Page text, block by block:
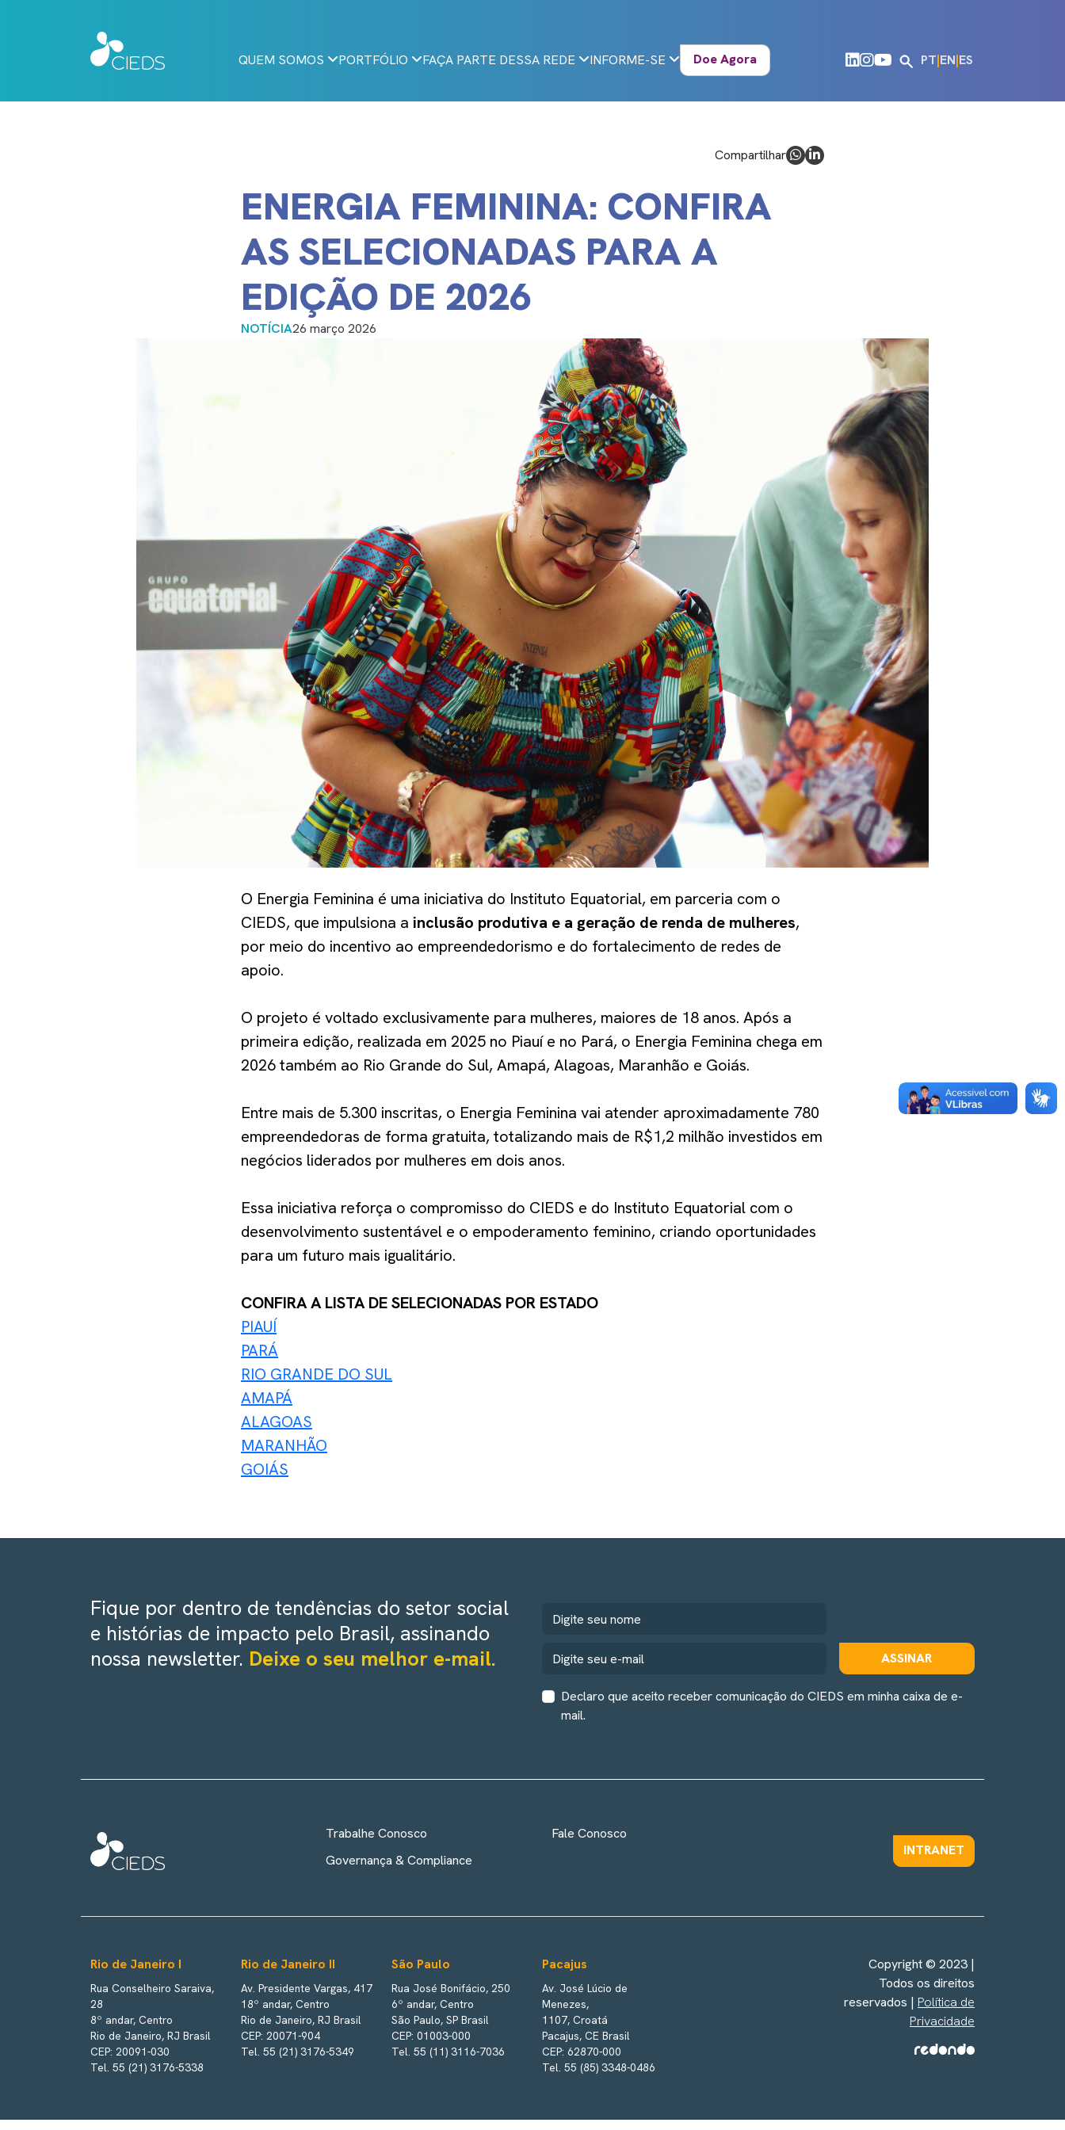
QUEM SOMOS PORTFÓLIO FAÇA PARTE DESSA REDE INFORME-SE Doe Agora PT|EN|ES
Compartilhar
ENERGIA FEMININA: CONFIRA
AS SELECIONADAS PARA A
EDIÇÃO DE 2026
NOTÍCIA26 março 2026
O Energia Feminina é uma iniciativa do Instituto Equatorial, em parceria com o
CIEDS, que impulsiona a inclusão produtiva e a geração de renda de mulheres,
por meio do incentivo ao empreendedorismo e do fortalecimento de redes de
apoio.
O projeto é voltado exclusivamente para mulheres, maiores de 18 anos. Após a
primeira edição, realizada em 2025 no Piauí e no Pará, o Energia Feminina chega em
2026 também ao Rio Grande do Sul, Amapá, Alagoas, Maranhão e Goiás.
Entre mais de 5.300 inscritas, o Energia Feminina vai atender aproximadamente 780
empreendedoras de forma gratuita, totalizando mais de R$1,2 milhão investidos em
negócios liderados por mulheres em dois anos.
Essa iniciativa reforça o compromisso do CIEDS e do Instituto Equatorial com o
desenvolvimento sustentável e o empoderamento feminino, criando oportunidades
para um futuro mais igualitário.
CONFIRA A LISTA DE SELECIONADAS POR ESTADO
PIAUÍ
PARÁ
RIO GRANDE DO SUL
AMAPÁ
ALAGOAS
MARANHÃO
GOIÁS
Fique por dentro de tendências do setor social
e histórias de impacto pelo Brasil, assinando
nossa newsletter. Deixe o seu melhor e-mail. ASSINAR
Declaro que aceito receber comunicação do CIEDS em minha caixa de e-
mail.
Trabalhe Conosco
Governança & Compliance
Fale Conosco
INTRANET
Rio de Janeiro I
Rua Conselheiro Saraiva,
28
8º andar, Centro
Rio de Janeiro, RJ Brasil
CEP: 20091-030
Tel. 55 (21) 3176-5338
Rio de Janeiro II
Av. Presidente Vargas, 417
18º andar, Centro
Rio de Janeiro, RJ Brasil
CEP: 20071-904
Tel. 55 (21) 3176-5349
São Paulo
Rua José Bonifácio, 250
6º andar, Centro
São Paulo, SP Brasil
CEP: 01003-000
Tel. 55 (11) 3116-7036
Pacajus
Av. José Lúcio de
Menezes,
1107, Croatá
Pacajus, CE Brasil
CEP: 62870-000
Tel. 55 (85) 3348-0486
Copyright © 2023 |
Todos os direitos
reservados | Política de
Privacidade